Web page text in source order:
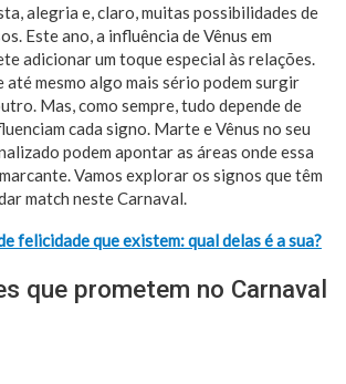
alegria e, claro, muitas possibilidades de
Este ano, a influência de Vênus em
adicionar um toque especial às relações.
até mesmo algo mais sério podem surgir
Mas, como sempre, tudo depende de
cada signo. Marte e Vênus no seu
podem apontar as áreas onde essa
Vamos explorar os signos que têm
match neste Carnaval.
felicidade que existem: qual delas é a sua?
que prometem no Carnaval